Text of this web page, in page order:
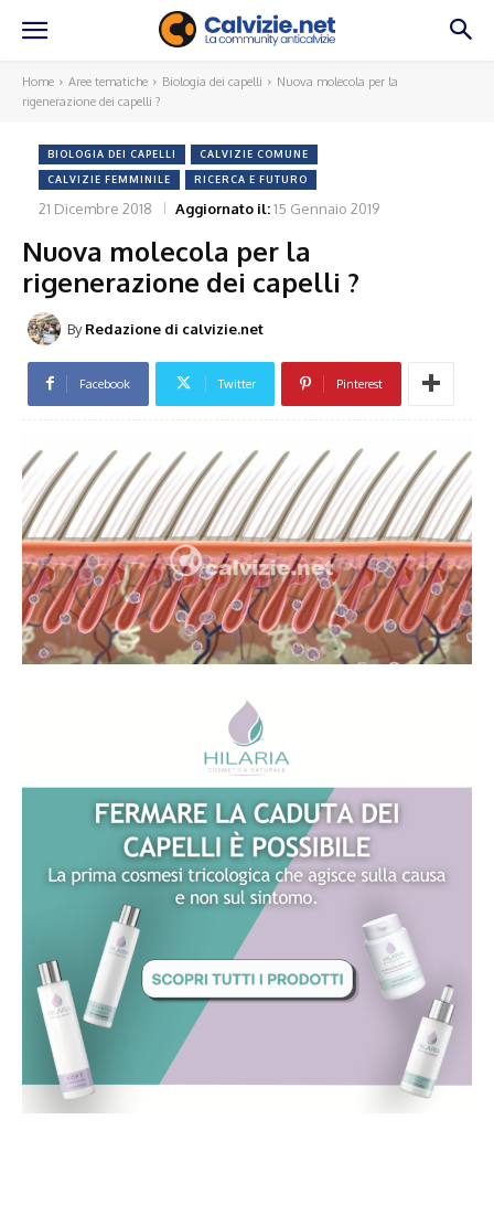
Home Aree tematiche Biologia dei capelli
Nuova molecola per la
rigenerazione dei capelli ?
BIOLOGIA DEI CAPELLI CALVIZIE COMUNE
CALVIZIE FEMMINILE RICERCA E FUTURO
21 Dicembre 2018 Aggiornato il:15 Gennaio 2019
Nuova molecola per la
rigenerazione dei capelli ?
By Redazione di calvizie.net
Facebook Twitter Pinterest